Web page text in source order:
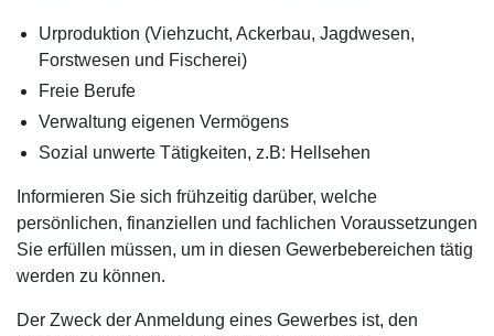
Urproduktion (Viehzucht, Ackerbau, Jagdwesen,
Forstwesen und Fischerei)
Freie Berufe
Verwaltung eigenen Vermögens
Sozial unwerte Tätigkeiten, z.B: Hellsehen
Informieren Sie sich frühzeitig darüber, welche
persönlichen, finanziellen und fachlichen Voraussetzungen
Sie erfüllen müssen, um in diesen Gewerbebereichen tätig
werden zu können.
Der Zweck der Anmeldung eines Gewerbes ist, den